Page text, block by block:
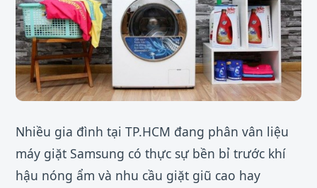
Nhiều gia đình tại TP.HCM đang phân vân liệu
máy giặt Samsung có thực sự bền bỉ trước khí
hậu nóng ẩm và nhu cầu giặt giũ cao hay